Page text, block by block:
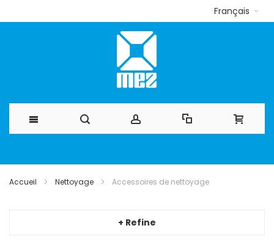
Français
Accueil Nettoyage Accessoires de nettoyage
+ Refine